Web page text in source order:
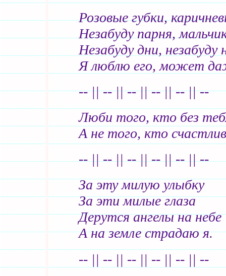
Розовые губки,
Незабуду парня,
Незабуду дни, незабуду
Я люблю его, может
-- || -- || -- || -- || -- || --
Люби того, кто без
А не того, кто
-- || -- || -- || -- || -- || --
За эту милую улыбку
За эти милые глаза
Дерутся ангелы на небе
А на земле страдаю я.
-- || -- || -- || -- || -- || --